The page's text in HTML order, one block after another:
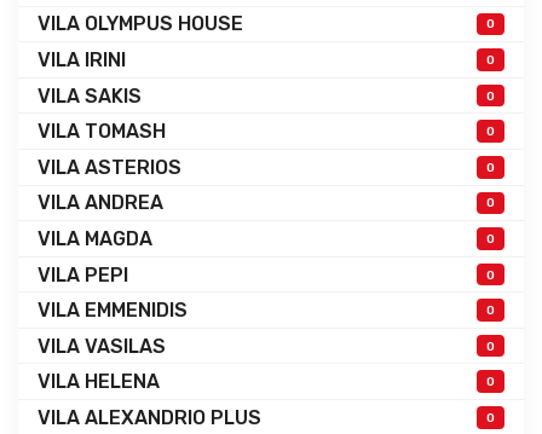
VILA OLYMPUS HOUSE 0
VILA IRINI 0
VILA SAKIS 0
VILA TOMASH 0
VILA ASTERIOS 0
VILA ANDREA 0
VILA MAGDA 0
VILA PEPI 0
VILA EMMENIDIS 0
VILA VASILAS 0
VILA HELENA 0
VILA ALEXANDRIO PLUS 0